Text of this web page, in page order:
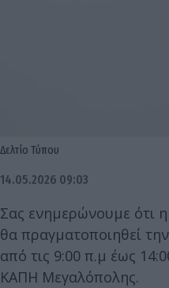
Δελτίο Τύπου
14.05.2026 09:03
Σας ενημερώνουμε ότι
θα πραγματοποιηθεί
από τις 9:00 π.μ έως
ΚΑΠΗ Μεγαλόπολης.